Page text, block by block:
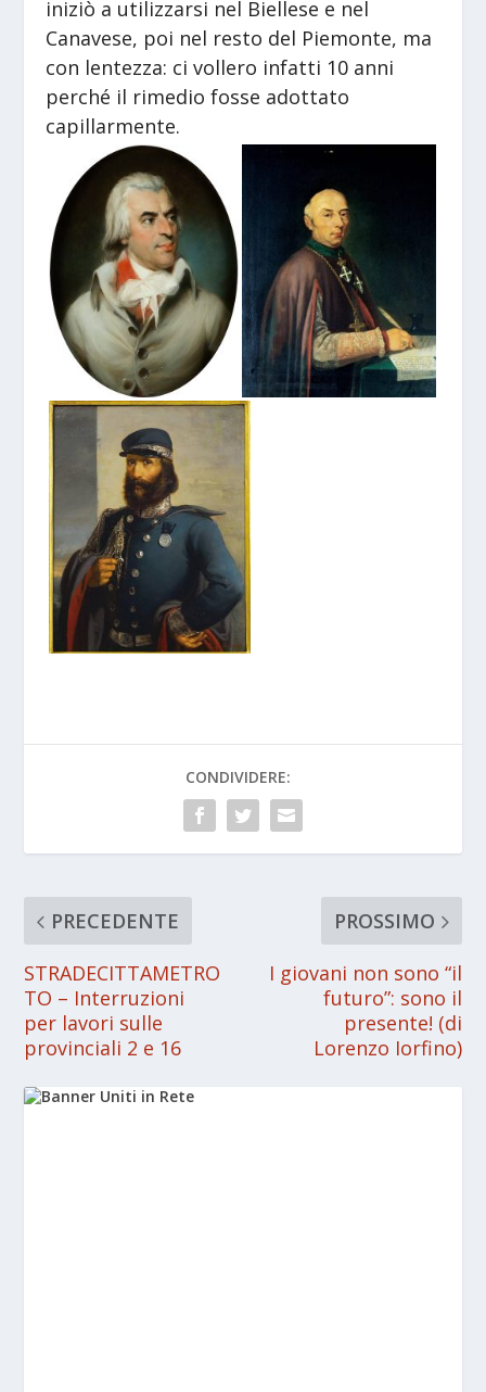
iniziò a utilizzarsi nel Biellese e nel
Canavese, poi nel resto del Piemonte, ma
con lentezza: ci vollero infatti 10 anni
perché il rimedio fosse adottato
capillarmente.
CONDIVIDERE:
PRECEDENTE
STRADECITTAMETRO
TO – Interruzioni
per lavori sulle
provinciali 2 e 16
PROSSIMO
I giovani non sono “il
futuro”: sono il
presente! (di
Lorenzo Iorfino)